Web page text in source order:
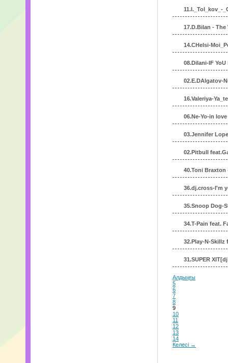
11.I._Tol_kov_-
17.D.Bilan - The
14.CHelsi-
08.Dilani-IF YoU
02.E.DAlgatov-
16.Valeriya-
06.Ne-Yo-in
03.Jennifer
02.Pitbull
40.Toni Braxton
36.dj.cross-I'm
35.Snoop Dog-
34.T-Pain feat.
32.Play-N-Skillz
31.SUPER
Алдыңғы
5
6
7
8
9
10
11
12
13
14
Келесі →